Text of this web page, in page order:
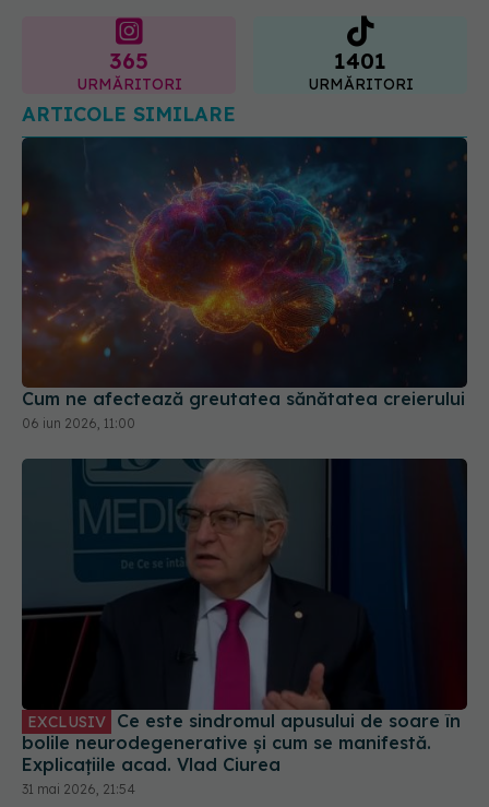
365
URMĂRITORI
1401
URMĂRITORI
ARTICOLE SIMILARE
Cum ne afectează greutatea sănătatea creierului
06 iun 2026, 11:00
EXCLUSIV
bolile neurodegenerative și cum se manifestă.
Explicațiile acad. Vlad Ciurea
31 mai 2026, 21:54